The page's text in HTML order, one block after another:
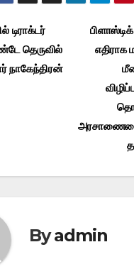
டிராக்டர்
தெருவில்
நாகேந்திரன்
Byadmin